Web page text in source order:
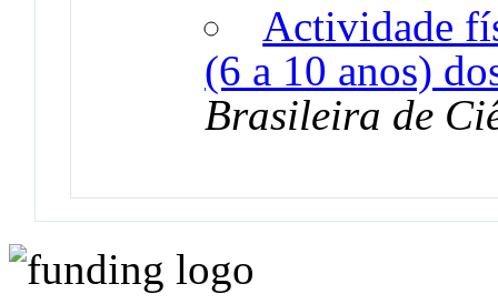
Actividade
(6 a 10 anos)
Brasileira de